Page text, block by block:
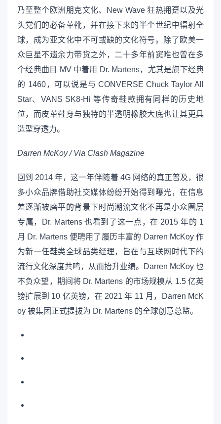
乃至整个欧洲朋克文化、New Wave 狂热拥趸以及光
头党们的必备革靴，并在接下来的半个世纪中辐射全
球，成为亚文化中不可或缺的文化符号。除了欧美一
众巨星不遗余力带货之外，二十多年前窦唯也曾在多
个经典曲目 MV 中着用 Dr. Martens，尤其是旗下经典
的 1460，可以说是与 CONVERSE Chuck Taylor All
Star、VANS SK8-Hi 等传奇鞋款拥有同样的历史地
位，而皮革鞋身与独特的半透明橡胶大底也让其更具
造型穿透力。
Darren McKoy / Via Clash Magazine
回到 2014 年，这一年伴随着 4G 网络的真正普及，很
多小众品牌借助社交媒体纷纷开始得到曝光，在信息
差逐渐被磨平的背景下时尚潮流文化不再是小众圈层
专属，Dr. Martens 也看到了这一点，在 2015 年的 1
月 Dr. Martens 便聘用了履历丰富的 Darren McKoy 作
为新一任鞋类全球品类经理，旨在与互联网时代下的
流行文化深度共鸣，从而抬升业绩。Darren McKoy 也
不负众望，期间将 Dr. Martens 的市场规模从 1.5 亿英
镑扩展到 10 亿英镑，在 2021 年 11 月，Darren McK
oy 被集团正式提拔为 Dr. Martens 的全球创意总监。